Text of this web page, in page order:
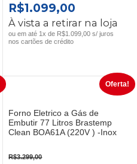
O
PREÇO
ORIGINAL
R$1.099,00
PREÇO
ATUAL
À vista a retirar na loja
ou em até 1x de R$1.099,00 s/ juros
nos cartões de crédito
Oferta!
Forno Eletrico a Gás de
Embutir 77 Litros Brastemp
Clean BOA61A (220V ) -Inox
R$3.299,00